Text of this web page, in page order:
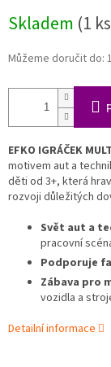
cena:
Skladem (1
Můžeme doručit do:
EFKO IGRÁČEK
motivem aut a
děti od 3+, která
rozvoji důležitých
Svět aut a
pracovní
Podporuje
Zábava pro
vozidla a
Detailní informace